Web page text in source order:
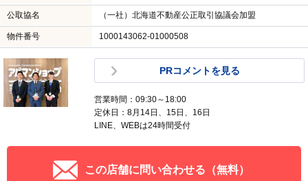
公取協名 （一社）北海道不動産公正取引協議会加盟
物件番号 1000143062-01000508
PRコメントを見る
営業時間：09:30～18:00
定休日：8月14日、15日、16日
LINE、WEBは24時間受付
この店舗に問い合わせる（無料）